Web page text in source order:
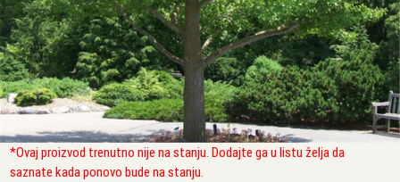
*Ovaj proizvod trenutno nije na stanju. Dodajte ga u listu želja da
saznate kada ponovo bude na stanju.